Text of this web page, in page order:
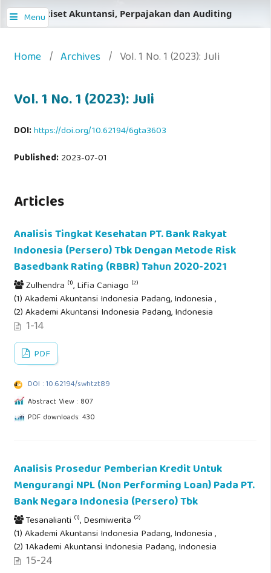
Menu
Jurnal Riset Akuntansi, Perpajakan dan Auditing
Home / Archives / Vol. 1 No. 1 (2023): Juli
Vol. 1 No. 1 (2023): Juli
DOI:https://doi.org/10.62194/6gta3603
Published:2023-07-01
Articles
Analisis Tingkat Kesehatan PT. Bank Rakyat
Indonesia (Persero) Tbk Dengan Metode Risk
Basedbank Rating (RBBR) Tahun 2020-2021
Zulhendra (1), Lifia Caniago (2)
(1) Akademi Akuntansi Indonesia Padang, Indonesia ,
(2) Akademi Akuntansi Indonesia Padang, Indonesia
1-14
PDF
DOI : 10.62194/swhtzt89
Abstract View : 807
PDF downloads: 430
Analisis Prosedur Pemberian Kredit Untuk
Mengurangi NPL (Non Performing Loan) Pada PT.
Bank Negara Indonesia (Persero) Tbk
Tesanalianti (1), Desmiwerita (2)
(1) Akademi Akuntansi Indonesia Padang, Indonesia ,
(2) 1Akademi Akuntansi Indonesia Padang, Indonesia
15-24